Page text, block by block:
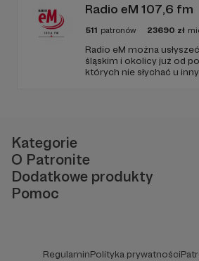
Radio eM 107,6 fm
511 patronów 23690 zł
Radio eM można
śląskim i okolicy już od
których nie słychać u
Kategorie
O Patronite
Dodatkowe produkty
Pomoc
RegulaminPolityka prywatności